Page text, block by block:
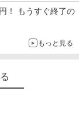
！ もうすぐ終了の
もっと見る